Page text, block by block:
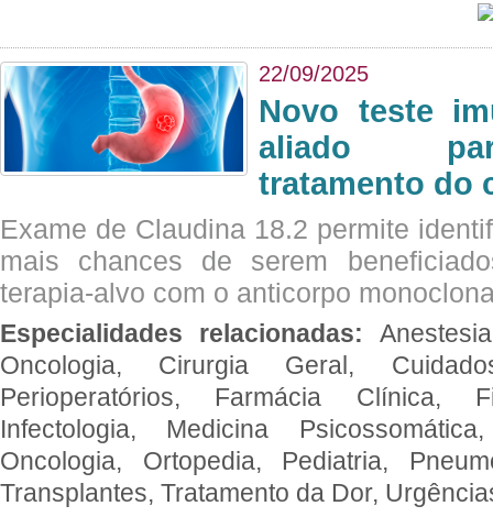
22/09/2025
Novo teste
aliado
tratamento do
Exame de Claudina 18.2 permite
mais chances de serem
terapia-alvo com o anticorpo
Especialidades relacionadas:
Oncologia, Cirurgia Geral,
Perioperatórios, Farmácia Clínica,
Infectologia, Medicina
Oncologia, Ortopedia, Pediatria,
Transplantes, Tratamento da Dor,